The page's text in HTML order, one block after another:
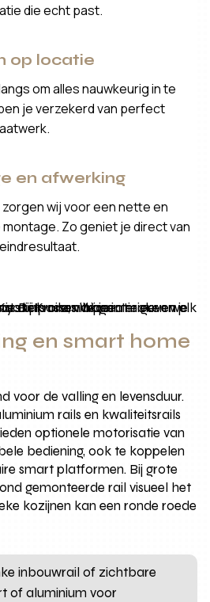
die echt past.
op locatie
om alles nauwkeurig in te
je verzekerd van perfect
en afwerking
zorgen wij voor een nette en
montage. Zo geniet je direct van
en smart home
voor de valling en levensduur.
rails en kwaliteitsrails
optionele motorisatie van
bediening, ook te koppelen
smart platformen. Bij grote
gemonteerde rail visueel het
kozijnen kan een ronde roede
inbouwrail of zichtbare
of aluminium voor